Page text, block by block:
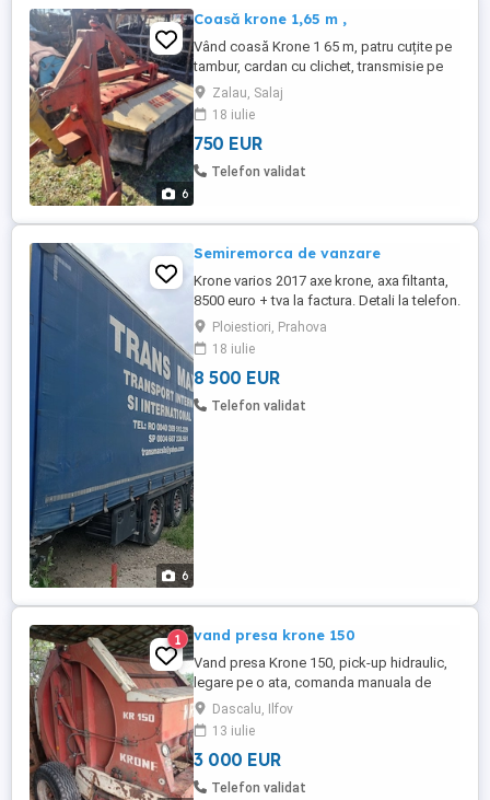
6
Coasă krone 1,65 m ,
Vând coasă Krone 1 65 m, patru cuțite pe
tambur, cardan cu clichet, transmisie pe
cardane, recent import Germania
Zalau, Salaj
18 iulie
750 EUR
Telefon validat
6
Semiremorca de vanzare
Krone varios 2017 axe krone, axa filtanta,
8500 euro + tva la factura. Detali la telefon.
Se poate vinde si ansamblu.
Ploiestiori, Prahova
18 iulie
8 500 EUR
Telefon validat
1 vand presa krone 150
Vand presa Krone 150, pick-up hidraulic,
legare pe o ata, comanda manuala de
legare a balotului, stare de functionare.
Dascalu, Ilfov
13 iulie
3 000 EUR
Telefon validat